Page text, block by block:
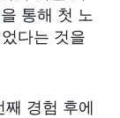
통해 첫 노
다는 것을
경험 후에